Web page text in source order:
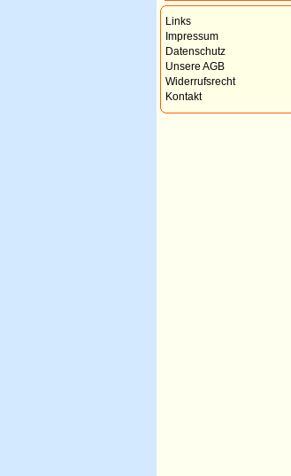
Links
Impressum
Datenschutz
Unsere AGB
Widerrufsrecht
Kontakt